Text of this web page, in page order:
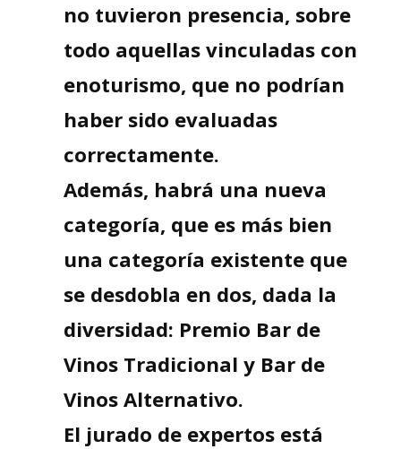
no tuvieron presencia, sobre
todo aquellas vinculadas con
enoturismo, que no podrían
haber sido evaluadas
correctamente.
Además, habrá una nueva
categoría, que es más bien
una categoría existente que
se desdobla en dos, dada la
diversidad: Premio Bar de
Vinos Tradicional y Bar de
Vinos Alternativo.
El jurado de expertos está